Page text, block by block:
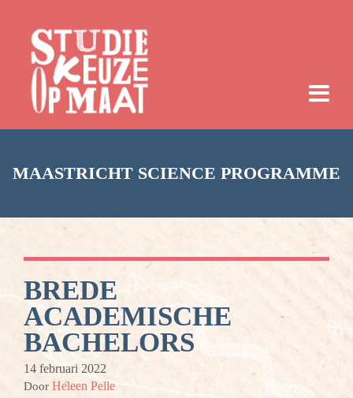
MAASTRICHT SCIENCE PROGRAMME
BREDE
ACADEMISCHE
BACHELORS
14 februari 2022
Door Heleen Pelle